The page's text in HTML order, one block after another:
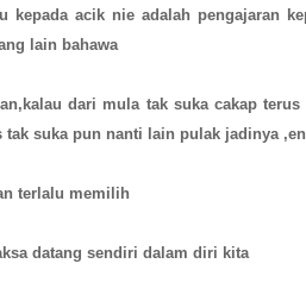
kepada acik nie adalah pengajaran
lain bahawa
dari mula tak suka cakap
tak suka pun nanti lain pulak jadinya
terlalu memilih
datang sendiri dalam diri kita